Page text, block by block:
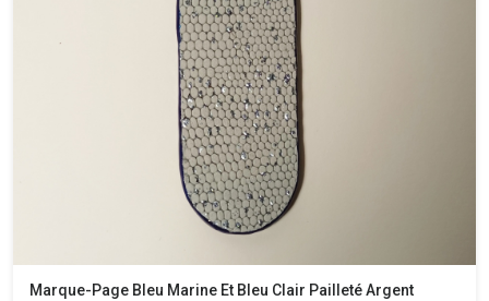
Marque-Page Bleu Marine Et Bleu Clair Pailleté Argent